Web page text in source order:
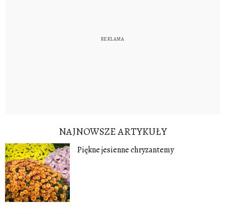
NAJNOWSZE ARTYKUŁY
Piękne jesienne chryzantemy